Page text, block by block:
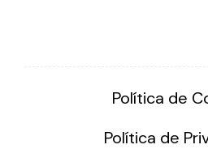
Política de
Política de